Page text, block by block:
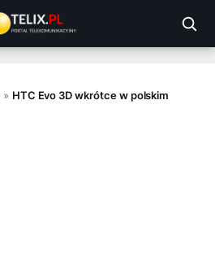
» HTC Evo 3D wkrótce w polskim